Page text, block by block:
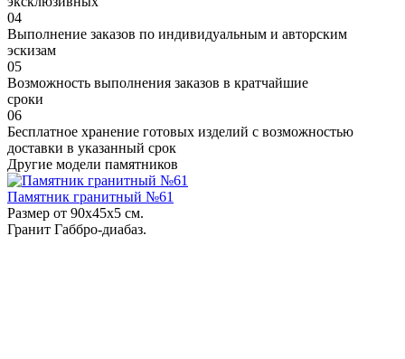
04
Выполнение заказов по индивидуальным и авторским
эскизам
05
Возможность выполнения заказов в кратчайшие
сроки
06
Бесплатное хранение готовых изделий с возможностью
доставки в указанный срок
Другие модели памятников
Памятник гранитный №61
Размер от 90х45х5 см.
Гранит Габбро-диабаз.